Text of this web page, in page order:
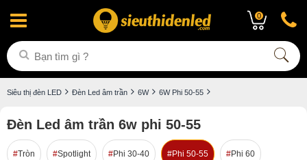
0
Siêu thị đèn LED Đèn Led âm trần 6W 6W Phi 50-55
Đèn Led âm trần 6w phi 50-55
Tròn Spotlight Phi 30-40 Phi 50-55 Phi 60